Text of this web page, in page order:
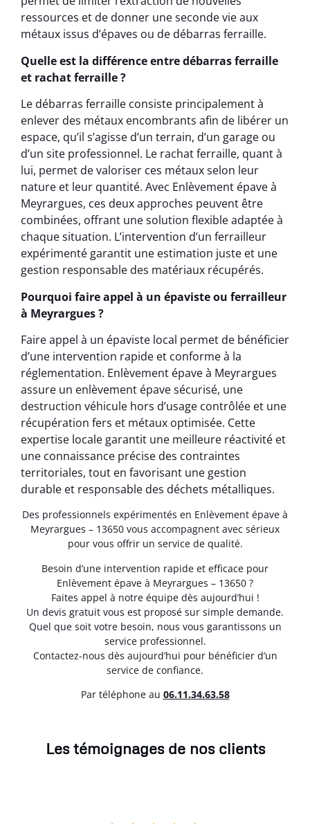
ressources et de donner une seconde vie aux
métaux issus d’épaves ou de débarras ferraille.
Quelle est la différence entre débarras ferraille
et rachat ferraille ?
Le débarras ferraille consiste principalement à
enlever des métaux encombrants afin de libérer un
espace, qu’il s’agisse d’un terrain, d’un garage ou
d’un site professionnel. Le rachat ferraille, quant à
lui, permet de valoriser ces métaux selon leur
nature et leur quantité. Avec Enlèvement épave à
Meyrargues, ces deux approches peuvent être
combinées, offrant une solution flexible adaptée à
chaque situation. L’intervention d’un ferrailleur
expérimenté garantit une estimation juste et une
gestion responsable des matériaux récupérés.
Pourquoi faire appel à un épaviste ou ferrailleur
à Meyrargues ?
Faire appel à un épaviste local permet de bénéficier
d’une intervention rapide et conforme à la
réglementation. Enlèvement épave à Meyrargues
assure un enlèvement épave sécurisé, une
destruction véhicule hors d’usage contrôlée et une
récupération fers et métaux optimisée. Cette
expertise locale garantit une meilleure réactivité et
une connaissance précise des contraintes
territoriales, tout en favorisant une gestion
durable et responsable des déchets métalliques.
Des professionnels expérimentés en Enlèvement épave à
Meyrargues – 13650 vous accompagnent avec sérieux
pour vous offrir un service de qualité.
Besoin d’une intervention rapide et efficace pour
Enlèvement épave à Meyrargues – 13650 ?
Faites appel à notre équipe dès aujourd’hui !
Un devis gratuit vous est proposé sur simple demande.
Quel que soit votre besoin, nous vous garantissons un
service professionnel.
Contactez-nous dès aujourd’hui pour bénéficier d’un
service de confiance.
Par téléphone au 06.11.34.63.58
Les témoignages de nos clients